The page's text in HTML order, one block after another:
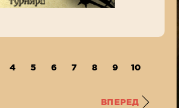
4 5 6 7 8 9 10
ВПЕРЕД